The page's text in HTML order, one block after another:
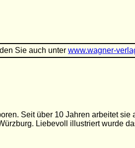
Sie auch unter www.wagner-
Seit über 10 Jahren arbeitet
Liebevoll illustriert wurde